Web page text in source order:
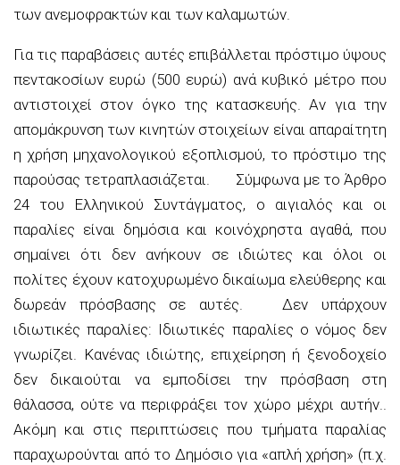
των ανεμοφρακτών και των καλαμωτών.
Για τις παραβάσεις αυτές επιβάλλεται πρόστιμο ύψους
πεντακοσίων ευρώ (500 ευρώ) ανά κυβικό μέτρο που
αντιστοιχεί στον όγκο της κατασκευής. Αν για την
απομάκρυνση των κινητών στοιχείων είναι απαραίτητη
η χρήση μηχανολογικού εξοπλισμού, το πρόστιμο της
παρούσας τετραπλασιάζεται. Σύμφωνα με το Άρθρο
24 του Ελληνικού Συντάγματος, ο αιγιαλός και οι
παραλίες είναι δημόσια και κοινόχρηστα αγαθά, που
σημαίνει ότι δεν ανήκουν σε ιδιώτες και όλοι οι
πολίτες έχουν κατοχυρωμένο δικαίωμα ελεύθερης και
δωρεάν πρόσβασης σε αυτές. Δεν υπάρχουν
ιδιωτικές παραλίες: Ιδιωτικές παραλίες ο νόμος δεν
γνωρίζει. Κανένας ιδιώτης, επιχείρηση ή ξενοδοχείο
δεν δικαιούται να εμποδίσει την πρόσβαση στη
θάλασσα, ούτε να περιφράξει τον χώρο μέχρι αυτήν..
Ακόμη και στις περιπτώσεις που τμήματα παραλίας
παραχωρούνται από το Δημόσιο για «απλή χρήση» (π.χ.